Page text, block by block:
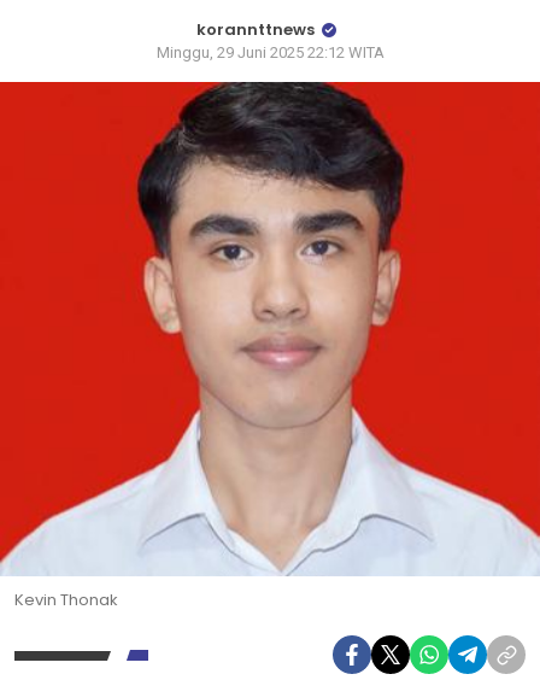
korannttnews
Minggu, 29 Juni 2025 22:12 WITA
Kevin Thonak